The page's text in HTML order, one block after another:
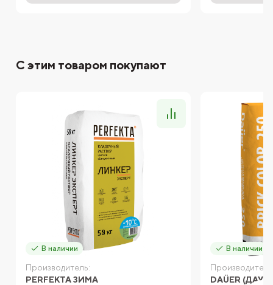
С этим товаром покупают
В наличии
Производитель:
PERFEKTA ЗИМА
В наличии
DAÜER